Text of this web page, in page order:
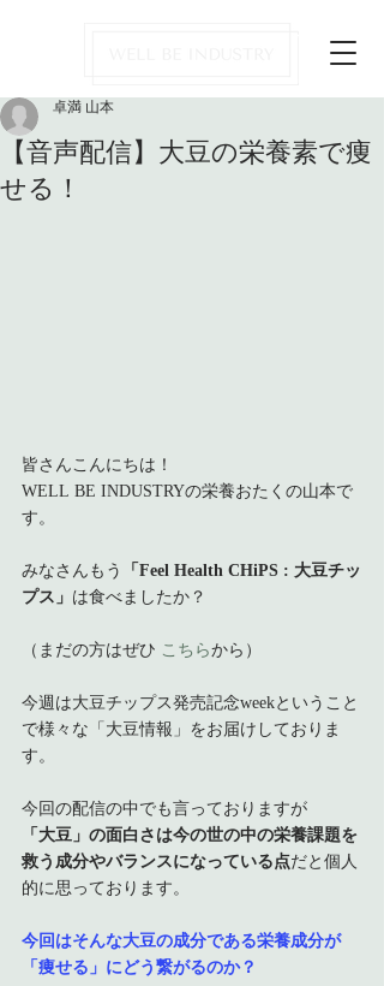
【音声配信】大豆の栄養素で痩
せる！
卓満 山本
皆さんこんにちは！
WELL BE INDUSTRYの栄養おたくの山本で
す。
みなさんもう 「Feel Health CHiPS : 大豆チッ
プス」 は食べましたか？
（まだの方はぜひ こちらから）
今週は大豆チップス発売記念weekということ
で様々な「大豆情報」をお届けしておりま
す。
今回の配信の中でも言っておりますが
「大豆」の面白さは今の世の中の栄養課題を
救う成分やバランスになっている点だと個人
的に思っております。
今回はそんな大豆の成分である栄養成分が
「痩せる」にどう繋がるのか？